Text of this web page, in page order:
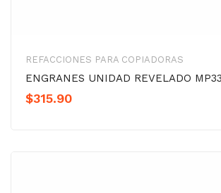
REFACCIONES PARA COPIADORAS
ENGRANES UNIDAD REVELADO
$315.90